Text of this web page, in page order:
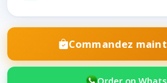
Commandez
Order on